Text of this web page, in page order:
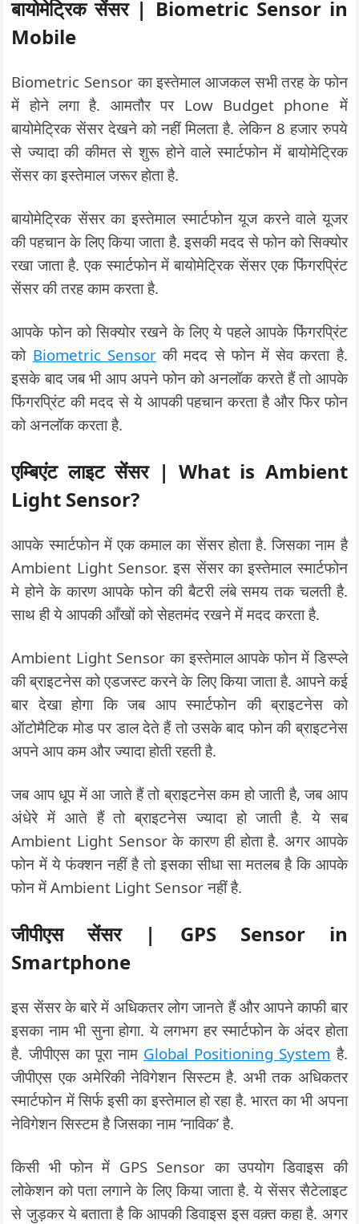
बायोमेट्रिक सेंसर | Biometric Sensor in
Mobile
Biometric Sensor का इस्तेमाल आजकल सभी तरह के फोन
में होने लगा है. आमतौर पर Low Budget phone में
बायोमेट्रिक सेंसर देखने को नहीं मिलता है. लेकिन 8 हजार रुपये
से ज्यादा की कीमत से शुरू होने वाले स्मार्टफोन में बायोमेट्रिक
सेंसर का इस्तेमाल जरूर होता है.
बायोमेट्रिक सेंसर का इस्तेमाल स्मार्टफोन यूज करने वाले यूजर
की पहचान के लिए किया जाता है. इसकी मदद से फोन को सिक्योर
रखा जाता है. एक स्मार्टफोन में बायोमेट्रिक सेंसर एक फिंगरप्रिंट
सेंसर की तरह काम करता है.
आपके फोन को सिक्योर रखने के लिए ये पहले आपके फिंगरप्रिंट
को Biometric Sensorकी मदद से फोन में सेव करता है.
इसके बाद जब भी आप अपने फोन को अनलॉक करते हैं तो आपके
फिंगरप्रिंट की मदद से ये आपकी पहचान करता है और फिर फोन
को अनलॉक करता है.
एम्बिएंट लाइट सेंसर | What is Ambient
Light Sensor?
आपके स्मार्टफोन में एक कमाल का सेंसर होता है. जिसका नाम है
Ambient Light Sensor. इस सेंसर का इस्तेमाल स्मार्टफोन
मे होने के कारण आपके फोन की बैटरी लंबे समय तक चलती है.
साथ ही ये आपकी आँखों को सेहतमंद रखने में मदद करता है.
Ambient Light Sensor का इस्तेमाल आपके फोन में डिस्प्ले
की ब्राइटनेस को एडजस्ट करने के लिए किया जाता है. आपने कई
बार देखा होगा कि जब आप स्मार्टफोन की ब्राइटनेस को
ऑटोमैटिक मोड पर डाल देते हैं तो उसके बाद फोन की ब्राइटनेस
अपने आप कम और ज्यादा होती रहती है.
जब आप धूप में आ जाते हैं तो ब्राइटनेस कम हो जाती है, जब आप
अंधेरे में आते हैं तो ब्राइटनेस ज्यादा हो जाती है. ये सब
Ambient Light Sensor के कारण ही होता है. अगर आपके
फोन में ये फंक्शन नहीं है तो इसका सीधा सा मतलब है कि आपके
फोन में Ambient Light Sensor नहीं है.
जीपीएस सेंसर | GPS Sensor in
Smartphone
इस सेंसर के बारे में अधिकतर लोग जानते हैं और आपने काफी बार
इसका नाम भी सुना होगा. ये लगभग हर स्मार्टफोन के अंदर होता
है. जीपीएस का पूरा नाम Global Positioning System है.
जीपीएस एक अमेरिकी नेविगेशन सिस्टम है. अभी तक अधिकतर
स्मार्टफोन में सिर्फ इसी का इस्तेमाल हो रहा है. भारत का भी अपना
नेविगेशन सिस्टम है जिसका नाम ‘नाविक’ है.
किसी भी फोन में GPS Sensor का उपयोग डिवाइस की
लोकेशन को पता लगाने के लिए किया जाता है. ये सेंसर सैटेलाइट
से जुड़कर ये बताता है कि आपकी डिवाइस इस वक़्त कहा है. अगर